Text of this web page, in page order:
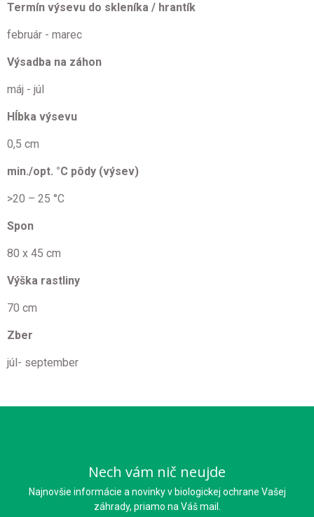
Termín výsevu do skleníka / hrantík
február - marec
Výsadba na záhon
máj - júl
Hĺbka výsevu
0,5 cm
min./opt. °C pôdy (výsev)
>20 – 25 °C
Spon
80 x 45 cm
Výška rastliny
70 cm
Zber
júl- september
Nech vám nič neujde
Najnovšie informácie a novinky v biologickej ochrane Vašej
záhrady, priamo na Váš mail.